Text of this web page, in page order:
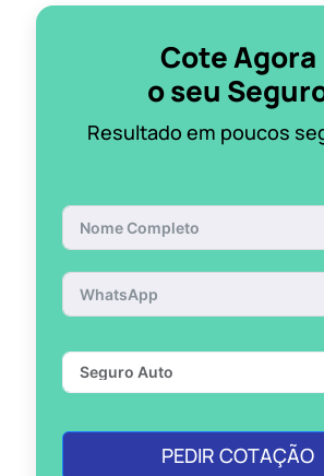
Cote Agora
o seu
Resultado em poucos
PEDIR COTAÇÃO